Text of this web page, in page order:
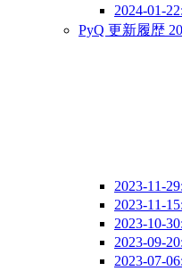
2024-01-
PyQ 更新履歴
2023-11-
2023-11-
2023-10-
2023-09-
2023-07-